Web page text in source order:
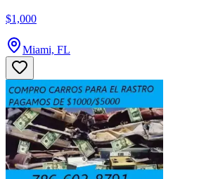
$1,000
Miami, FL